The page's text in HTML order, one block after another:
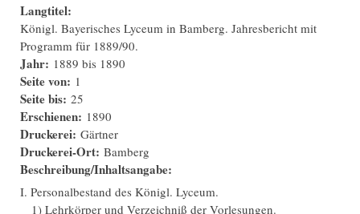
Langtitel:
Königl. Bayerisches Lyceum in Bamberg. Jahresbericht mit
Programm für 1889/90.
Jahr: 1889 bis 1890
Seite von: 1
Seite bis: 25
Erschienen: 1890
Druckerei: Gärtner
Druckerei-Ort: Bamberg
Beschreibung/Inhaltsangabe:
I. Personalbestand des Königl. Lyceum.
1) Lehrkörper und Verzeichniß der Vorlesungen.